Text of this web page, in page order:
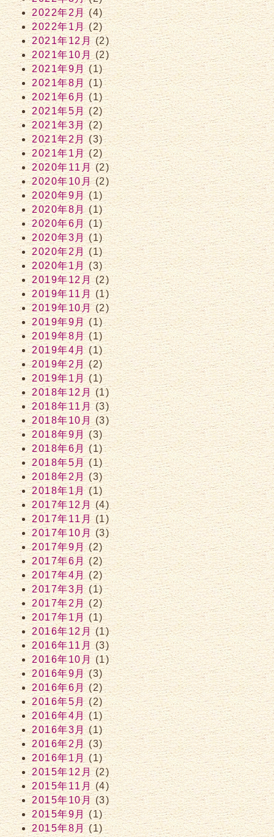
2022年2月(4)
2022年1月(2)
2021年12月(2)
2021年10月(2)
2021年9月(1)
2021年8月(1)
2021年6月(1)
2021年5月(2)
2021年3月(2)
2021年2月(3)
2021年1月(2)
2020年11月(2)
2020年10月(2)
2020年9月(1)
2020年8月(1)
2020年6月(1)
2020年3月(1)
2020年2月(1)
2020年1月(3)
2019年12月(2)
2019年11月(1)
2019年10月(2)
2019年9月(1)
2019年8月(1)
2019年4月(1)
2019年2月(2)
2019年1月(1)
2018年12月(1)
2018年11月(3)
2018年10月(3)
2018年9月(3)
2018年6月(1)
2018年5月(1)
2018年2月(3)
2018年1月(1)
2017年12月(4)
2017年11月(1)
2017年10月(3)
2017年9月(2)
2017年6月(2)
2017年4月(2)
2017年3月(1)
2017年2月(2)
2017年1月(1)
2016年12月(1)
2016年11月(3)
2016年10月(1)
2016年9月(3)
2016年6月(2)
2016年5月(2)
2016年4月(1)
2016年3月(1)
2016年2月(3)
2016年1月(1)
2015年12月(2)
2015年11月(4)
2015年10月(3)
2015年9月(1)
2015年8月(1)